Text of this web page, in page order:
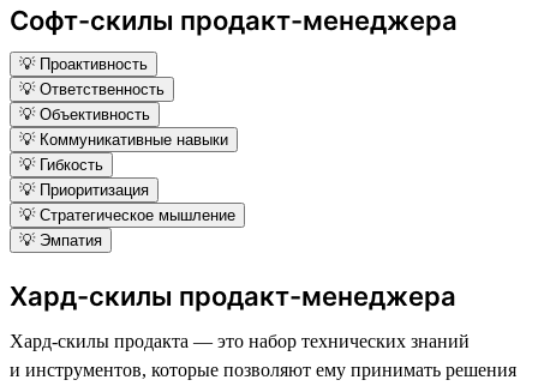
Софт-скилы продакт-менеджера
💡 Проактивность
💡 Ответственность
💡 Объективность
💡 Коммуникативные навыки
💡 Гибкость
💡 Приоритизация
💡 Стратегическое мышление
💡 Эмпатия
Хард-скилы продакт-менеджера
Хард-скилы продакта — это набор технических знаний
и инструментов, которые позволяют ему принимать решения